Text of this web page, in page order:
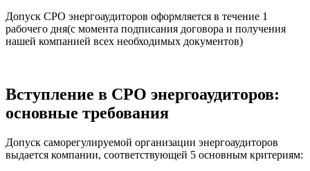
Допуск СРО энергоаудиторов оформляется в течение 1
рабочего дня(с момента подписания договора и получения
нашей компанией всех необходимых документов)
Вступление в СРО энергоаудиторов:
основные требования
Допуск саморегулируемой организации энергоаудиторов
выдается компании, соответствующей 5 основным критериям: